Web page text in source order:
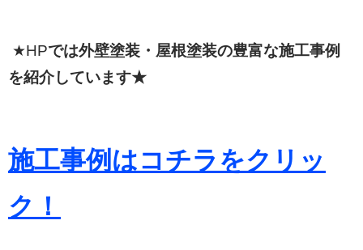
★HPでは外壁塗装・屋根塗装の豊富な施工事例
を紹介しています★
施工事例はコチラをクリッ
ク！